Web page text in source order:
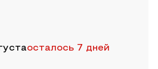
осталось 7 дней